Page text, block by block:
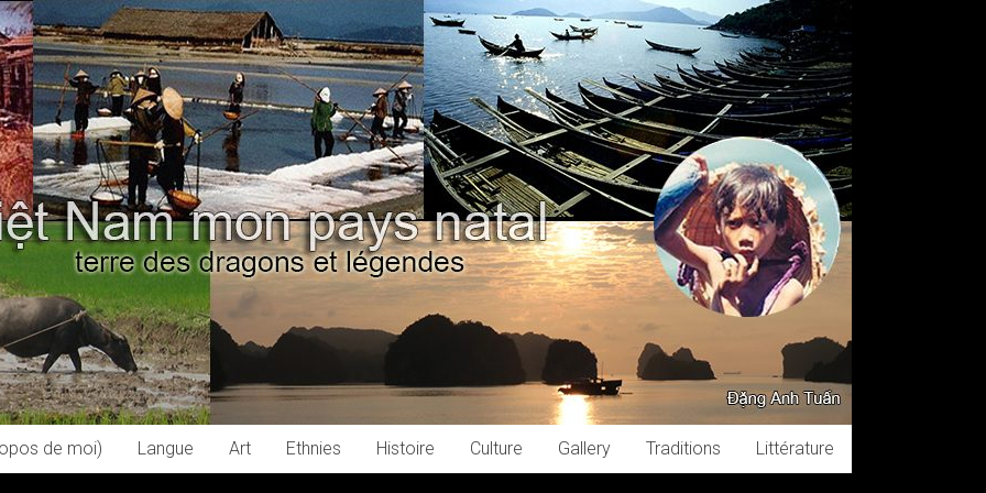
de moi) Langue Art Ethnies Histoire Culture Gallery Traditions Littérature